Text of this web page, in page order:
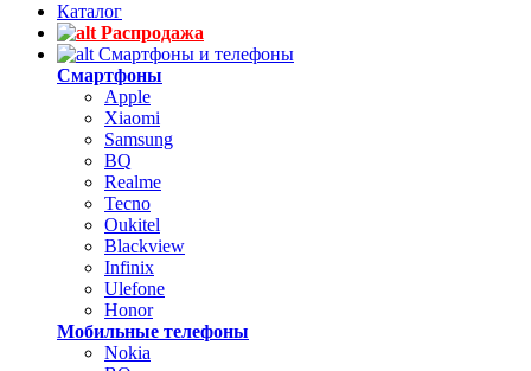
Каталог
Распродажа
Смартфоны и телефоны
Смартфоны
Apple
Xiaomi
Samsung
BQ
Realme
Tecno
Oukitel
Blackview
Infinix
Ulefone
Honor
Мобильные телефоны
Nokia